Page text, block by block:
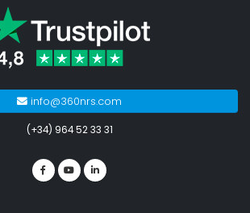
info@360nrs.com
(+34) 964 52 33 31